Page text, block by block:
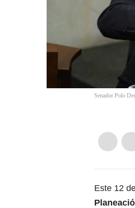
Senador Polo
Este 12